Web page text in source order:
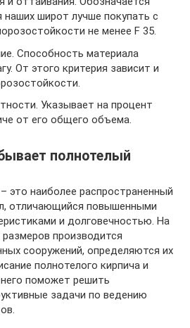
наших широт лучше покупать с
не менее F 35.
Способность материала
От этого критерия зависит и
Указывает на процент
от его общего объема.
полнотелый
это наиболее распространенный
отличающийся повышенными
и долговечностью. На
производится
сооружений, определяются их
полнотелого кирпича и
поможет решить
задачи по ведению